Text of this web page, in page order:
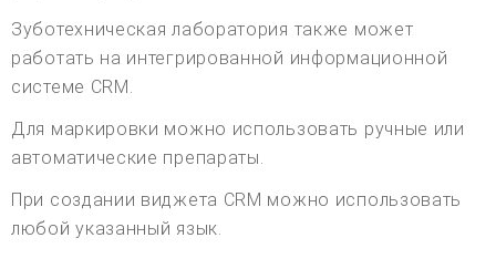
Зуботехническая лаборатория также может
работать на интегрированной информационной
системе CRM.
Для маркировки можно использовать ручные или
автоматические препараты.
При создании виджета CRM можно использовать
любой указанный язык.